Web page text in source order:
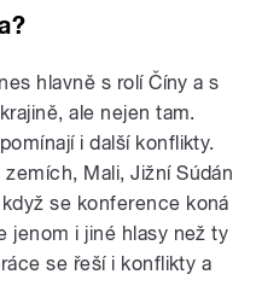
hlavně s rolí Číny a s
ale nejen tam.
i další konflikty.
Mali, Jižní Súdán
se konference koná
jenom i jiné hlasy než ty
se řeší i konflikty a